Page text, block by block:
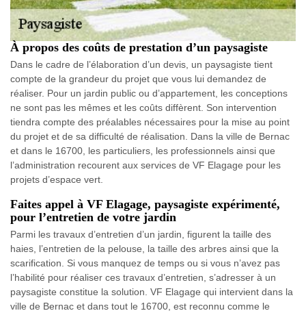
À propos des coûts de prestation d’un paysagiste
Dans le cadre de l’élaboration d’un devis, un paysagiste tient
compte de la grandeur du projet que vous lui demandez de
réaliser. Pour un jardin public ou d’appartement, les conceptions
ne sont pas les mêmes et les coûts diffèrent. Son intervention
tiendra compte des préalables nécessaires pour la mise au point
du projet et de sa difficulté de réalisation. Dans la ville de Bernac
et dans le 16700, les particuliers, les professionnels ainsi que
l’administration recourent aux services de VF Elagage pour les
projets d’espace vert.
Faites appel à VF Elagage, paysagiste expérimenté,
pour l’entretien de votre jardin
Parmi les travaux d’entretien d’un jardin, figurent la taille des
haies, l’entretien de la pelouse, la taille des arbres ainsi que la
scarification. Si vous manquez de temps ou si vous n’avez pas
l’habilité pour réaliser ces travaux d’entretien, s’adresser à un
paysagiste constitue la solution. VF Elagage qui intervient dans la
ville de Bernac et dans tout le 16700, est reconnu comme le